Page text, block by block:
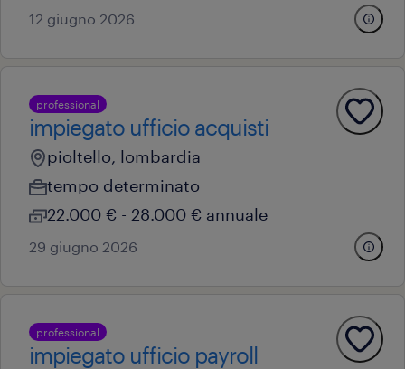
12 giugno 2026
professional
impiegato ufficio acquisti
pioltello, lombardia
tempo determinato
22.000 € - 28.000 € annuale
29 giugno 2026
professional
impiegato ufficio payroll